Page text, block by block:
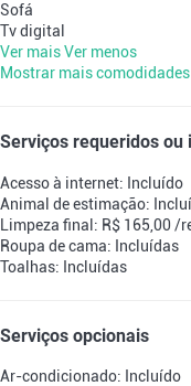
Sofá
Tv digital
Ver maisVer menos
Mostrar mais comodidades
Serviços requeridos ou
Acesso à internet: Incluído
Animal de estimação:
Limpeza final: R$ 165,00 /
Roupa de cama: Incluídas
Toalhas: Incluídas
Serviços opcionais
Ar-condicionado: Incluído